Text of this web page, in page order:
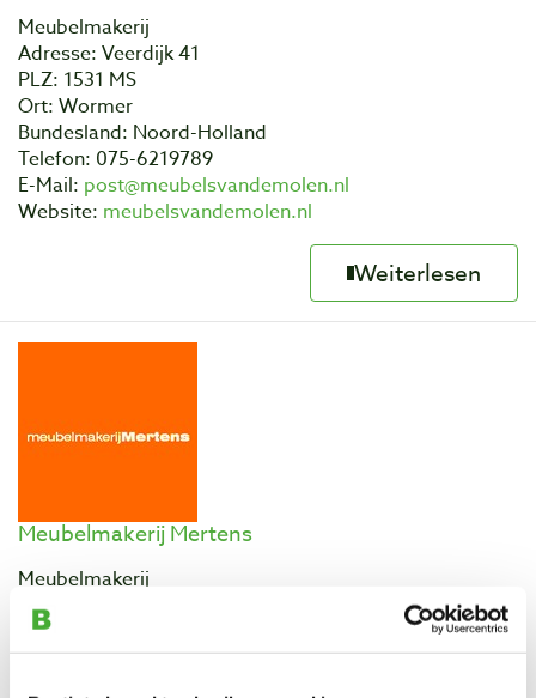
Meubelmakerij
Adresse: Veerdijk 41
PLZ: 1531 MS
Ort: Wormer
Bundesland: Noord-Holland
Telefon: 075-6219789
E-Mail: post@meubelsvandemolen.nl
Website: meubelsvandemolen.nl
Weiterlesen
Meubelmakerij Mertens
Meubelmakerij
Adresse: Nieuwezeelandweg 6k
PLZ: 1045 AL
Ort: Amsterdam